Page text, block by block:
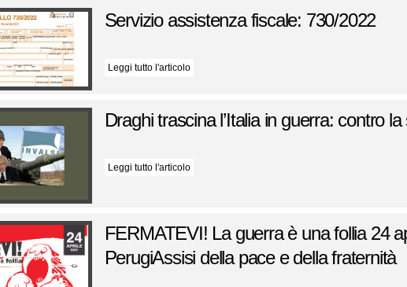
Servizio assistenza fiscale: 730/2022
Leggi tutto l'articolo
Draghi trascina l’Italia in guerra: contro
Leggi tutto l'articolo
FERMATEVI! La guerra è una follia 24
PerugiAssisi della pace e della fraternità